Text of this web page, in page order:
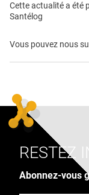
Cette actualité a été
Santélog
Vous pouvez nous
RESTEZ
Abonnez-vous